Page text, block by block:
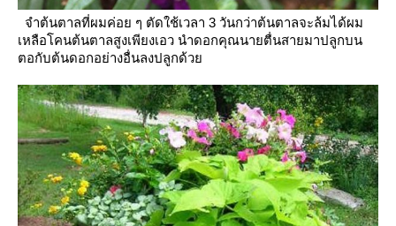
จำต้นตาลที่ผมค่อย ๆ ตัดใช้เวลา 3 วันกว่าต้นตาลจะล้มได้ผม
เหลือโคนต้นตาลสูงเพียงเอว นำดอกคุณนายตื่นสายมาปลูกบน
ตอกับต้นดอกอย่างอื่นลงปลูกด้ว